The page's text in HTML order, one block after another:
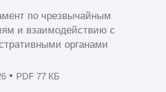
по чрезвычайным
и взаимодействию с
органами
• PDF 77 КБ